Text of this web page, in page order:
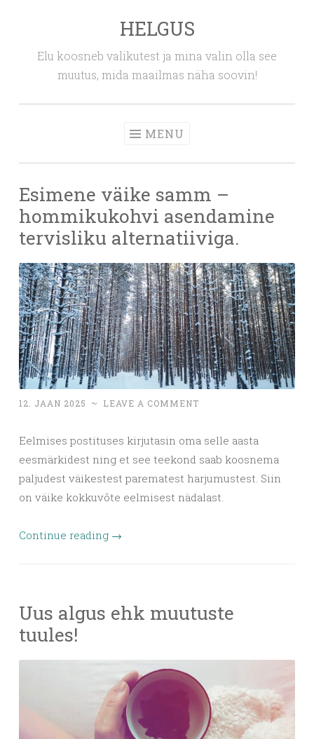
HELGUS
Elu koosneb valikutest ja mina valin olla see
muutus, mida maailmas näha soovin!
MENU
Esimene väike samm –
hommikukohvi asendamine
tervisliku alternatiiviga.
12. JAAN 2025 ~ LEAVE A COMMENT
Eelmises postituses kirjutasin oma selle aasta
eesmärkidest ning et see teekond saab koosnema
paljudest väikestest parematest harjumustest. Siin
on väike kokkuvõte eelmisest nädalast.
Continue reading →
Uus algus ehk muutuste
tuules!